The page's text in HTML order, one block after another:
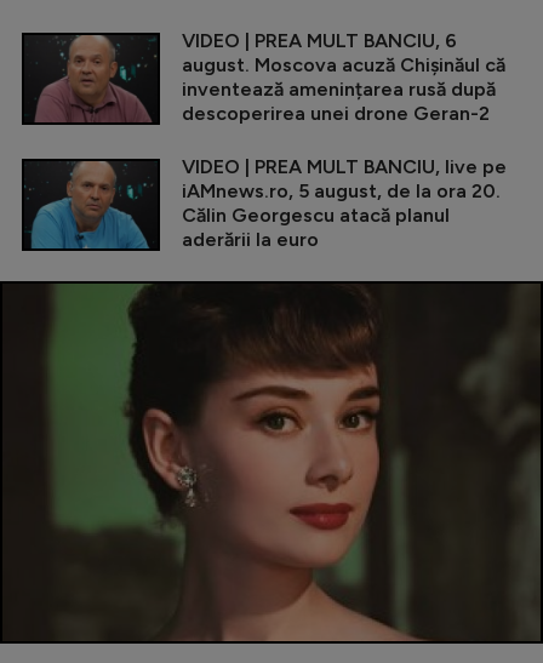
VIDEO | PREA MULT BANCIU, 6
august. Moscova acuză Chișinăul că
inventează amenințarea rusă după
descoperirea unei drone Geran-2
VIDEO | PREA MULT BANCIU, live pe
iAMnews.ro, 5 august, de la ora 20.
Călin Georgescu atacă planul
aderării la euro